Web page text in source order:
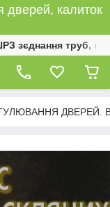
дверей, калиток
зєднання труб,
ДВЕРЕЙ.